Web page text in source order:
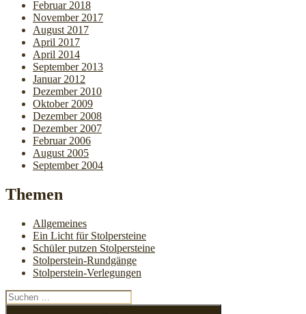
Februar 2018
November 2017
August 2017
April 2017
April 2014
September 2013
Januar 2012
Dezember 2010
Oktober 2009
Dezember 2008
Dezember 2007
Februar 2006
August 2005
September 2004
Themen
Allgemeines
Ein Licht für Stolpersteine
Schüler putzen Stolpersteine
Stolperstein-Rundgänge
Stolperstein-Verlegungen
Suchen
nach: